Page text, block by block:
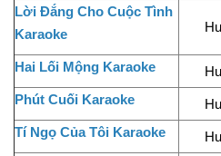
Lời Đắng Cho Cuộc Tình
Karaoke
Hai Lối Mộng Karaoke
Phút Cuối Karaoke
Tí Ngọ Của Tôi Karaoke